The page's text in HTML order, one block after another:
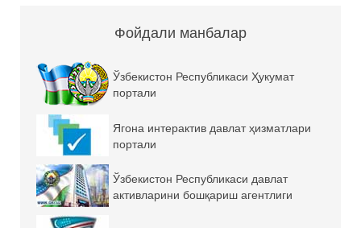
Фойдали манбалар
Ўзбекистон Республикаси Ҳукумат
портали
Ягона интерактив давлат ҳизматлари
портали
Ўзбекистон Республикаси давлат
активларини бошқариш агентлиги